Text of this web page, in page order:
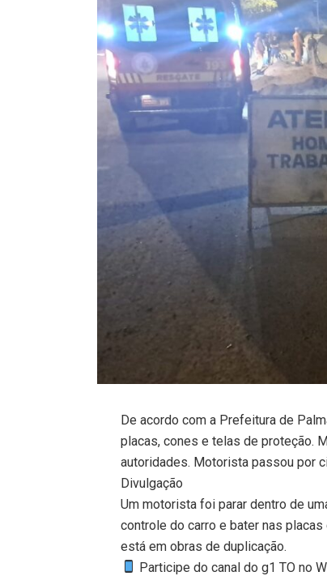
De acordo com a Prefeitura de
placas, cones e telas de proteção.
autoridades. Motorista passou por
Divulgação
Um motorista foi parar dentro de
controle do carro e bater nas
está em obras de duplicação.
Participe do canal do g1 TO no